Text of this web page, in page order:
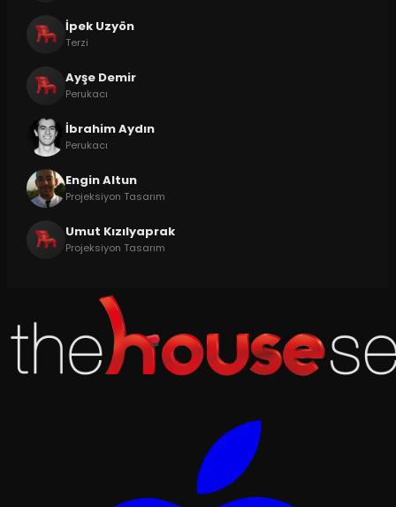
İpek Uzyön
Terzi
Ayşe Demir
Perukacı
İbrahim Aydın
Perukacı
Engin Altun
Projeksiyon Tasarım
Umut Kızılyaprak
Projeksiyon Tasarım